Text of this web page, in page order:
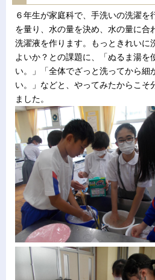
６年生が家庭科で、手洗いの洗濯を
を量り、水の量を決め、水の量に合
洗濯液を作ります。もっときれいに
よいか？との課題に、「ぬるま湯を
い。」「全体でざっと洗ってから細
い。」などと、やってみたからこそ
ました。